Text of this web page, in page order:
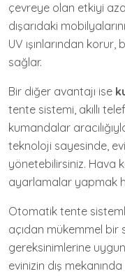
çevreye olan etkiyi
dışarıdaki
UV ışınlarından
sağlar.
Bir diğer avantajı ise
tente sistemi, akıllı
kumandalar
teknoloji sayesinde,
yönetebilirsiniz. Hava
ayarlamalar yapmak
Otomatik tente
açıdan mükemmel bir
gereksinimlerine
evinizin dış mekanında